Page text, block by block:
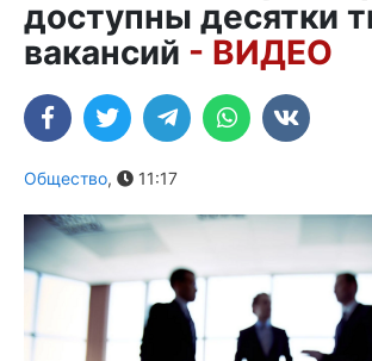
доступны десятки
вакансий - ВИДЕО
Общество, 11:17